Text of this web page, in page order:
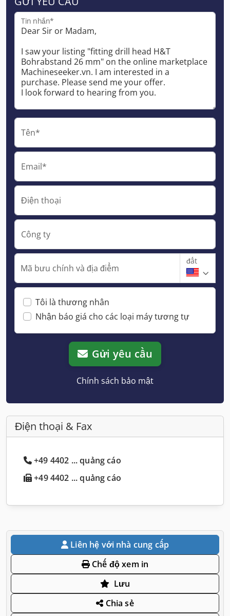
Tin nhắn*
Tên*
Email*
Điện thoại
Công ty
Mã bưu chính và địa điểm
đất
Tôi là thương nhân
Nhận báo giá cho các loại máy tương tự
Gửi yêu cầu
Chính sách bảo mật
Điện thoại & Fax
+49 4402 ... quảng cáo
+49 4402 ... quảng cáo
Liên hệ với nhà cung cấp
Chế độ xem in
Lưu
Chia sẻ